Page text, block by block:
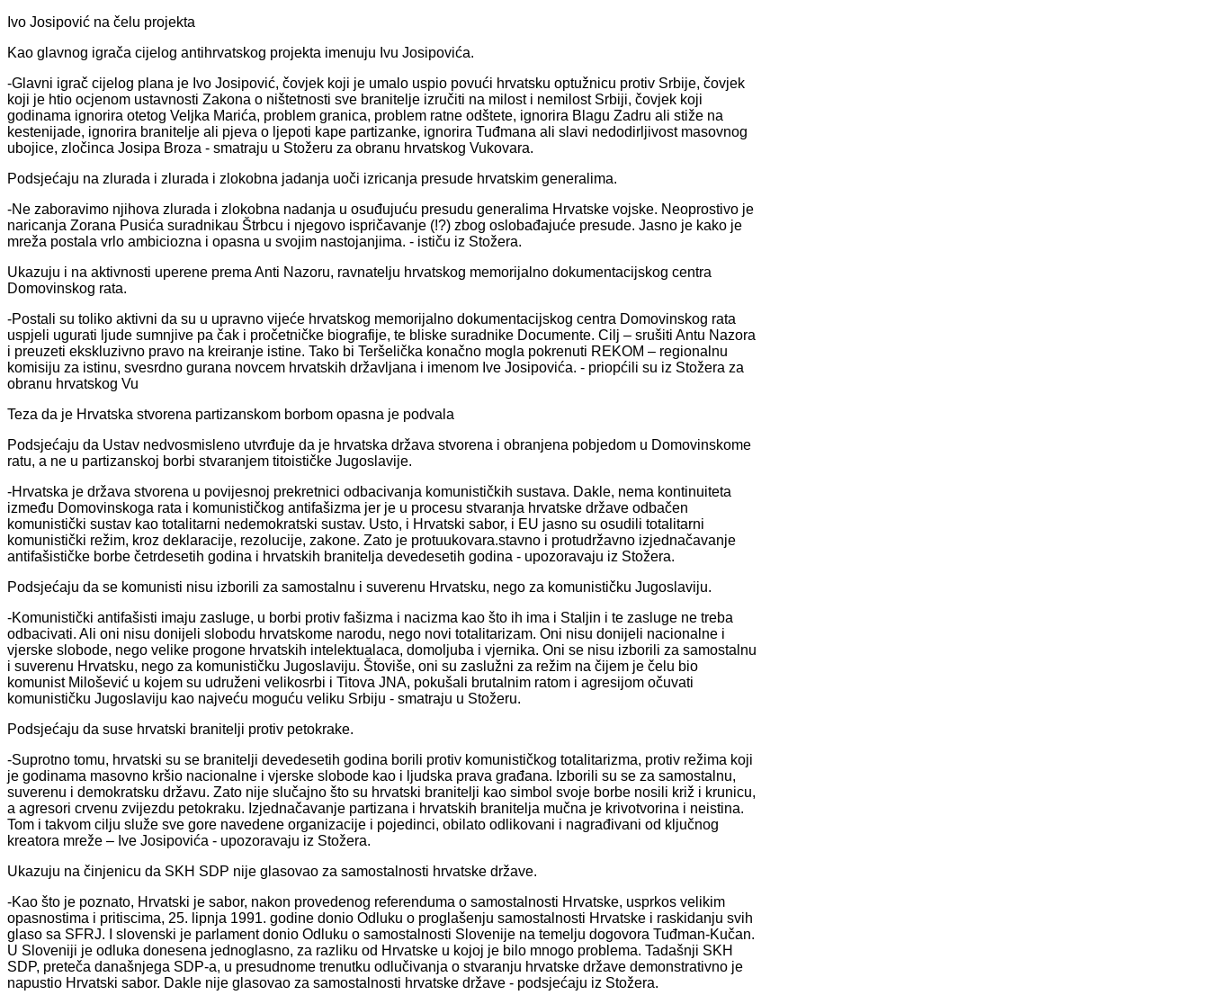
Ivo Josipović na čelu projekta
Kao glavnog igrača cijelog antihrvatskog projekta imenuju Ivu Josipovića.
-Glavni igrač cijelog plana je Ivo Josipović, čovjek koji je umalo uspio povući hrvatsku optužnicu protiv Srbije, čovjek
koji je htio ocjenom ustavnosti Zakona o ništetnosti sve branitelje izručiti na milost i nemilost Srbiji, čovjek koji
godinama ignorira otetog Veljka Marića, problem granica, problem ratne odštete, ignorira Blagu Zadru ali stiže na
kestenijade, ignorira branitelje ali pjeva o ljepoti kape partizanke, ignorira Tuđmana ali slavi nedodirljivost masovnog
ubojice, zločinca Josipa Broza - smatraju u Stožeru za obranu hrvatskog Vukovara.
Podsjećaju na zlurada i zlurada i zlokobna jadanja uoči izricanja presude hrvatskim generalima.
-Ne zaboravimo njihova zlurada i zlokobna nadanja u osuđujuću presudu generalima Hrvatske vojske. Neoprostivo je
naricanja Zorana Pusića suradnikau Štrbcu i njegovo ispričavanje (!?) zbog oslobađajuće presude. Jasno je kako je
mreža postala vrlo ambiciozna i opasna u svojim nastojanjima. - ističu iz Stožera.
Ukazuju i na aktivnosti uperene prema Anti Nazoru, ravnatelju hrvatskog memorijalno dokumentacijskog centra
Domovinskog rata.
-Postali su toliko aktivni da su u upravno vijeće hrvatskog memorijalno dokumentacijskog centra Domovinskog rata
uspjeli ugurati ljude sumnjive pa čak i pročetničke biografije, te bliske suradnike Documente. Cilj – srušiti Antu Nazora
i preuzeti ekskluzivno pravo na kreiranje istine. Tako bi Teršelička konačno mogla pokrenuti REKOM – regionalnu
komisiju za istinu, svesrdno gurana novcem hrvatskih državljana i imenom Ive Josipovića. - priopćili su iz Stožera za
obranu hrvatskog Vu
Teza da je Hrvatska stvorena partizanskom borbom opasna je podvala
Podsjećaju da Ustav nedvosmisleno utvrđuje da je hrvatska država stvorena i obranjena pobjedom u Domovinskome
ratu, a ne u partizanskoj borbi stvaranjem titoističke Jugoslavije.
-Hrvatska je država stvorena u povijesnoj prekretnici odbacivanja komunističkih sustava. Dakle, nema kontinuiteta
između Domovinskoga rata i komunističkog antifašizma jer je u procesu stvaranja hrvatske države odbačen
komunistički sustav kao totalitarni nedemokratski sustav. Usto, i Hrvatski sabor, i EU jasno su osudili totalitarni
komunistički režim, kroz deklaracije, rezolucije, zakone. Zato je protuukovara.stavno i protudržavno izjednačavanje
antifašističke borbe četrdesetih godina i hrvatskih branitelja devedesetih godina - upozoravaju iz Stožera.
Podsjećaju da se komunisti nisu izborili za samostalnu i suverenu Hrvatsku, nego za komunističku Jugoslaviju.
-Komunistički antifašisti imaju zasluge, u borbi protiv fašizma i nacizma kao što ih ima i Staljin i te zasluge ne treba
odbacivati. Ali oni nisu donijeli slobodu hrvatskome narodu, nego novi totalitarizam. Oni nisu donijeli nacionalne i
vjerske slobode, nego velike progone hrvatskih intelektualaca, domoljuba i vjernika. Oni se nisu izborili za samostalnu
i suverenu Hrvatsku, nego za komunističku Jugoslaviju. Štoviše, oni su zaslužni za režim na čijem je čelu bio
komunist Milošević u kojem su udruženi velikosrbi i Titova JNA, pokušali brutalnim ratom i agresijom očuvati
komunističku Jugoslaviju kao najveću moguću veliku Srbiju - smatraju u Stožeru.
Podsjećaju da suse hrvatski branitelji protiv petokrake.
-Suprotno tomu, hrvatski su se branitelji devedesetih godina borili protiv komunističkog totalitarizma, protiv režima koji
je godinama masovno kršio nacionalne i vjerske slobode kao i ljudska prava građana. Izborili su se za samostalnu,
suverenu i demokratsku državu. Zato nije slučajno što su hrvatski branitelji kao simbol svoje borbe nosili križ i krunicu,
a agresori crvenu zvijezdu petokraku. Izjednačavanje partizana i hrvatskih branitelja mučna je krivotvorina i neistina.
Tom i takvom cilju služe sve gore navedene organizacije i pojedinci, obilato odlikovani i nagrađivani od ključnog
kreatora mreže – Ive Josipovića - upozoravaju iz Stožera.
Ukazuju na činjenicu da SKH SDP nije glasovao za samostalnosti hrvatske države.
-Kao što je poznato, Hrvatski je sabor, nakon provedenog referenduma o samostalnosti Hrvatske, usprkos velikim
opasnostima i pritiscima, 25. lipnja 1991. godine donio Odluku o proglašenju samostalnosti Hrvatske i raskidanju svih
glaso sa SFRJ. I slovenski je parlament donio Odluku o samostalnosti Slovenije na temelju dogovora Tuđman-Kučan.
U Sloveniji je odluka donesena jednoglasno, za razliku od Hrvatske u kojoj je bilo mnogo problema. Tadašnji SKH
SDP, preteča današnjega SDP-a, u presudnome trenutku odlučivanja o stvaranju hrvatske države demonstrativno je
napustio Hrvatski sabor. Dakle nije glasovao za samostalnosti hrvatske države - podsjećaju iz Stožera.